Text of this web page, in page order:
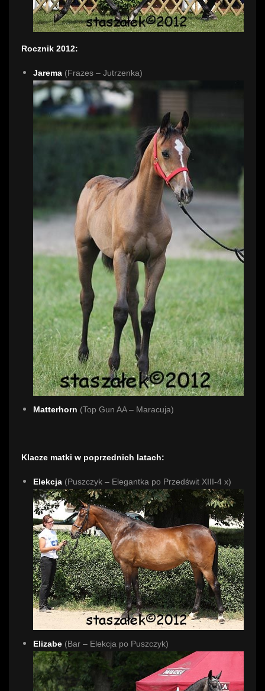
Rocznik 2012:
Jarema (Frazes – Jutrzenka)
Matterhorn (Top Gun AA – Maracuja)
Klacze matki w poprzednich latach:
Elekcja (Puszczyk – Elegantka po Przedświt XIII-4 x)
Elizabe (Bar – Elekcja po Puszczyk)